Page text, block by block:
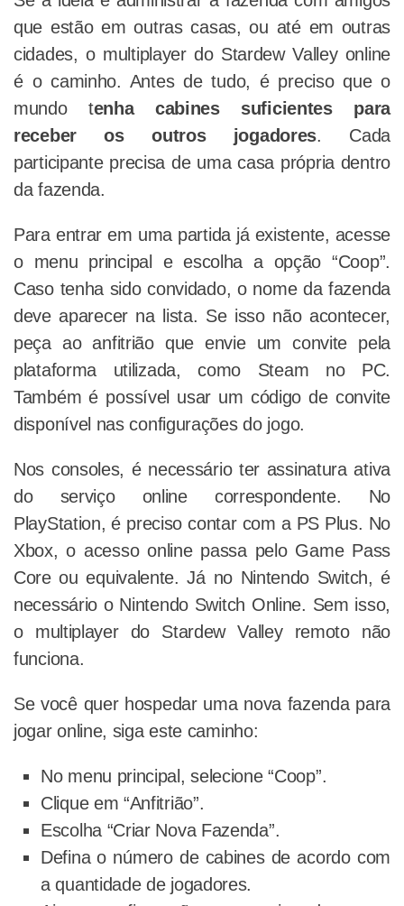
que estão em outras casas, ou até em outras
cidades, o multiplayer do Stardew Valley online
é o caminho. Antes de tudo, é preciso que o
mundo tenha cabines suficientes para
receber os outros jogadores. Cada
participante precisa de uma casa própria dentro
da fazenda.
Para entrar em uma partida já existente, acesse
o menu principal e escolha a opção “Coop”.
Caso tenha sido convidado, o nome da fazenda
deve aparecer na lista. Se isso não acontecer,
peça ao anfitrião que envie um convite pela
plataforma utilizada, como Steam no PC.
Também é possível usar um código de convite
disponível nas configurações do jogo.
Nos consoles, é necessário ter assinatura ativa
do serviço online correspondente. No
PlayStation, é preciso contar com a PS Plus. No
Xbox, o acesso online passa pelo Game Pass
Core ou equivalente. Já no Nintendo Switch, é
necessário o Nintendo Switch Online. Sem isso,
o multiplayer do Stardew Valley remoto não
funciona.
Se você quer hospedar uma nova fazenda para
jogar online, siga este caminho:
No menu principal, selecione “Coop”.
Clique em “Anfitrião”.
Escolha “Criar Nova Fazenda”.
Defina o número de cabines de acordo com
a quantidade de jogadores.